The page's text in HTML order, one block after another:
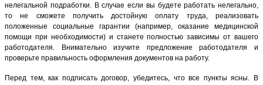
нелегальной подработки. В случае если вы будете работать нелегально,
то не сможете получить достойную оплату труда, реализовать
положенные социальные гарантии (например, оказание медицинской
помощи при необходимости) и станете полностью зависимы от вашего
работодателя. Внимательно изучите предложение работодателя и
проверьте правильность оформления документов на работу.
Перед тем, как подписать договор, убедитесь, что все пункты ясны. В